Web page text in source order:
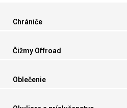
Chrániče
Čižmy Offroad
Oblečenie